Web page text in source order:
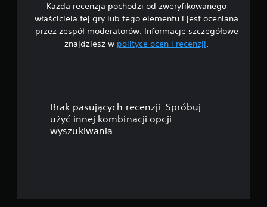
Każda recenzja pochodzi od zweryfikowanego
właściciela tej gry lub tego elementu i jest oceniana
przez zespół moderatorów. Informacje szczegółowe
znajdziesz w polityce ocen i recenzji.
Brak pasujących recenzji. Spróbuj
użyć innej kombinacji opcji
wyszukiwania.